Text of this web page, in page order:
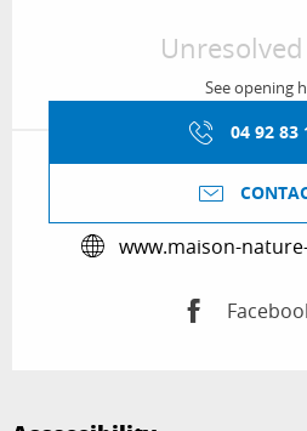
See opening
04 92 83
www.maison-